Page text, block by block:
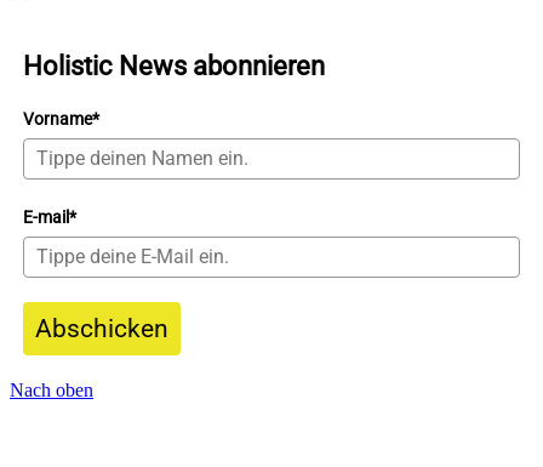
Holistic News abonnieren
Vorname*
E-mail*
Abschicken
Nach oben